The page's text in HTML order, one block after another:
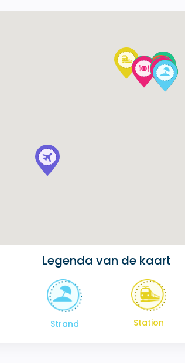
Legenda van de kaart
Strand Station